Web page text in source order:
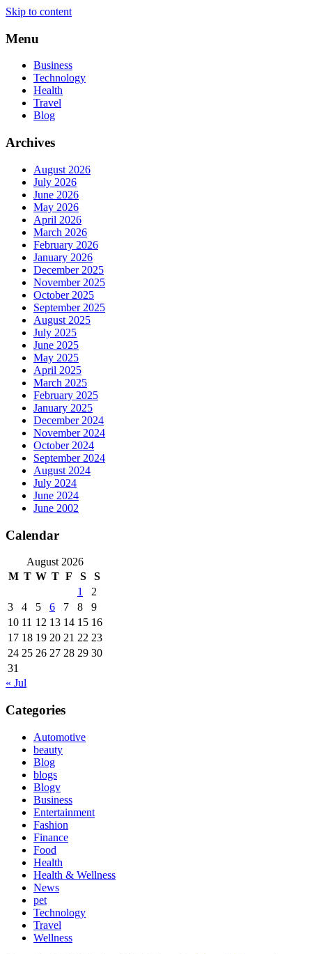
Skip to content
Menu
Business
Technology
Health
Travel
Blog
Archives
August 2026
July 2026
June 2026
May 2026
April 2026
March 2026
February 2026
January 2026
December 2025
November 2025
October 2025
September 2025
August 2025
July 2025
June 2025
May 2025
April 2025
March 2025
February 2025
January 2025
December 2024
November 2024
October 2024
September 2024
August 2024
July 2024
June 2024
June 2002
Calendar
August 2026
M T W T F S
S
1
2
3
4 5 6 7 8
9
10 11 12 13 14 15 16
17 18 19 20 21 22 23
24 25 26 27 28 29 30
31
« Jul
Categories
Automotive
beauty
Blog
blogs
Blogv
Business
Entertainment
Fashion
Finance
Food
Health
Health & Wellness
News
pet
Technology
Travel
Wellness